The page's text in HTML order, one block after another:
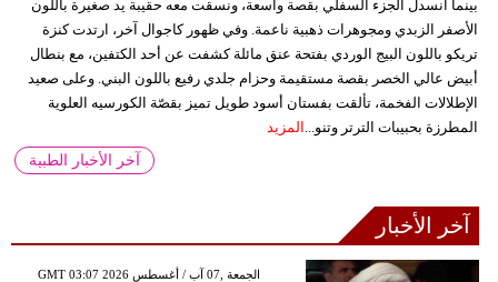
بينما انسدل الجزء السفلي بقصة واسعة، ونسقت معه حقيبة يد صغيرة باللون
الأصفر الزبدي ومجوهرات ذهبية ناعمة. وفي ظهور كاجوال آخر، ارتدت كنزة
تريكو باللون البيج الوردي بفتحة عنق مائلة كشفت عن أحد الكتفين، مع بنطال
أبيض عالي الخصر بقصة مستقيمة وحزام جلدي رفيع باللون البني. وعلى صعيد
الإطلالات الفخمة، تألقت بفستان أسود طويل تميز بقصّة الكورسيه العلوية
المطرزة بحبيبات الترتر وتنو...
المزيد
آخر الأخبار الطبية
آخر الأخبار
GMT 03:07 2026 الجمعة ,07 آب / أغسطس